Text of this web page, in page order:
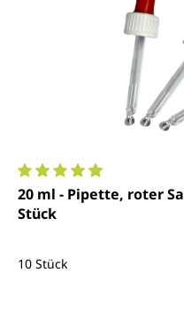
Durchschnittliche
20 ml - Pipette, roter
Stück
10 Stück